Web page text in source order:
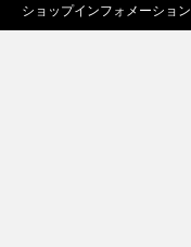
ショップインフォメーション